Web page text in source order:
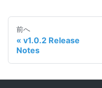
前へ
v1.0.2 Release
Notes